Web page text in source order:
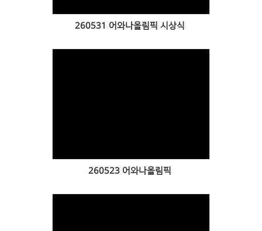
260531 어와나올림픽 시상식
260523 어와나올림픽